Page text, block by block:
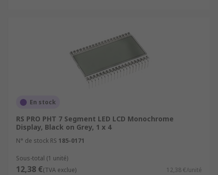
En stock
RS PRO PHT 7 Segment LED LCD Monochrome
Display, Black on Grey, 1 x 4
N° de stock RS 185-0171
Sous-total (1 unité)
12,38 €(TVA exclue) 12,38 €/unité